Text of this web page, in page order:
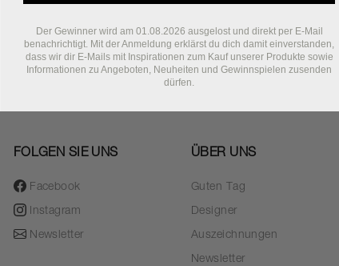
FOLGEN SIE UNS
Facebook
Instagram
Newsletter
ÜBER UNS
Guten Tag
Designer
Auszeichnungen
Newsletter
Der Gewinner wird am 01.08.2026 ausgelost und direkt per E-Mail
benachrichtigt. Mit der Anmeldung erklärst du dich damit einverstanden,
dass wir dir E-Mails mit Inspirationen zum Kauf unserer Produkte sowie
Informationen zu Angeboten, Neuheiten und Gewinnspielen zusenden
dürfen.